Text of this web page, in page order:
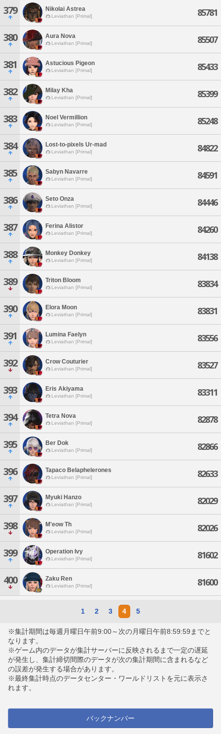
379 Nikolai Astrea
Leviathan [Primal] 85781
380 Aura Nova
Leviathan [Primal] 85507
381 Astucious Pigeon
Leviathan [Primal] 85433
382 Milay Kha
Leviathan [Primal] 85399
383 Noel Vermillion
Leviathan [Primal] 85248
384 Lost-to-pixels Ur-mad
Leviathan [Primal] 84822
385 Sabyn Navarre
Leviathan [Primal] 84591
386 Seto Onza
Leviathan [Primal] 84446
387 Ferina Alistor
Leviathan [Primal] 84260
388 Monkey Donkey
Leviathan [Primal] 84138
389 Triton Bloom
Leviathan [Primal] 83834
390 Elora Moon
Leviathan [Primal] 83831
391 Lumina Faelyn
Leviathan [Primal] 83556
392 Crow Couturier
Leviathan [Primal] 83527
393 Eris Akiyama
Leviathan [Primal] 83311
394 Tetra Nova
Leviathan [Primal] 82878
395 Ber Dok
Leviathan [Primal] 82866
396 Tapaco Belaphelerones
Leviathan [Primal] 82633
397 Myuki Hanzo
Leviathan [Primal] 82029
398 M'eow Th
Leviathan [Primal] 82026
399 Operation Ivy
Leviathan [Primal] 81602
400 Zaku Ren
Leviathan [Primal] 81600
1 2 3 4 5
※集計期間は毎週月曜日午前9:00～次の月曜日午前8:59:59までと
なります。
※ゲーム内のデータが集計サーバーに反映されるまで一定の遅延
が発生し、集計締切間際のデータが次の集計期間に含まれるなど
の誤差が発生する場合があります。
※最終集計時点のデータセンター・ワールドリストを元に表示さ
れます。
バックナンバー